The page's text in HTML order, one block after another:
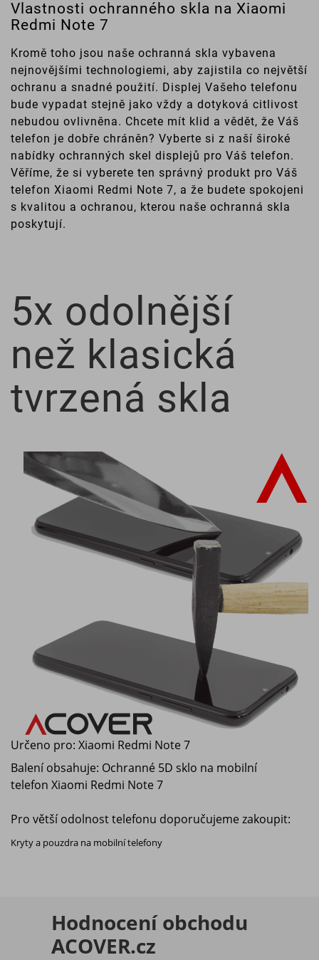
Vlastnosti ochranného skla na Xiaomi
Redmi Note 7
Kromě toho jsou naše ochranná skla vybavena
nejnovějšími technologiemi, aby zajistila co největší
ochranu a snadné použití. Displej Vašeho telefonu
bude vypadat stejně jako vždy a dotyková citlivost
nebudou ovlivněna. Chcete mít klid a vědět, že Váš
telefon je dobře chráněn? Vyberte si z naší široké
nabídky ochranných skel displejů pro Váš telefon.
Věříme, že si vyberete ten správný produkt pro Váš
telefon Xiaomi Redmi Note 7, a že budete spokojeni
s kvalitou a ochranou, kterou naše ochranná skla
poskytují.
5x odolnější
než klasická
tvrzená skla
Určeno pro: Xiaomi Redmi Note 7
Balení obsahuje: Ochranné 5D sklo na mobilní
telefon Xiaomi Redmi Note 7
Pro větší odolnost telefonu doporučujeme zakoupit:
Kryty a pouzdra na mobilní telefony
Hodnocení obchodu
ACOVER.cz